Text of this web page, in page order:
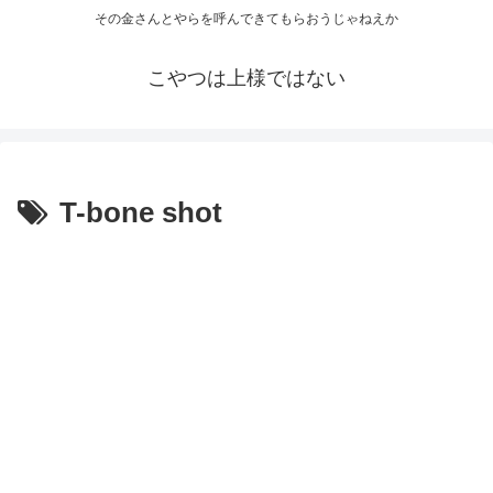
その金さんとやらを呼んできてもらおうじゃねえか
こやつは上様ではない
T-bone shot